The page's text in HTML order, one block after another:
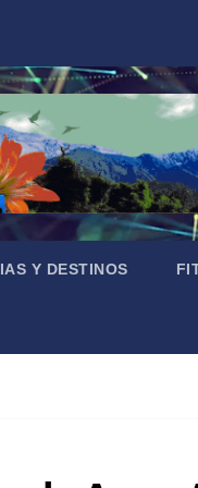
Y DESTINOS